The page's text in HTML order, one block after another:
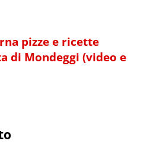
pizze e ricette
di Mondeggi (video e